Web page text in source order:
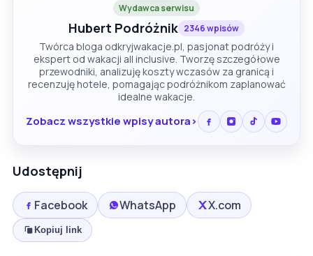
Wydawca serwisu
Hubert Podróżnik 2346 wpisów
Twórca bloga odkryjwakacje.pl, pasjonat podróży i
ekspert od wakacji all inclusive. Tworzę szczegółowe
przewodniki, analizuję koszty wczasów za granicą i
recenzuję hotele, pomagając podróżnikom zaplanować
idealne wakacje.
Zobacz wszystkie wpisy autora
Udostępnij
Facebook WhatsApp X.com
Kopiuj link